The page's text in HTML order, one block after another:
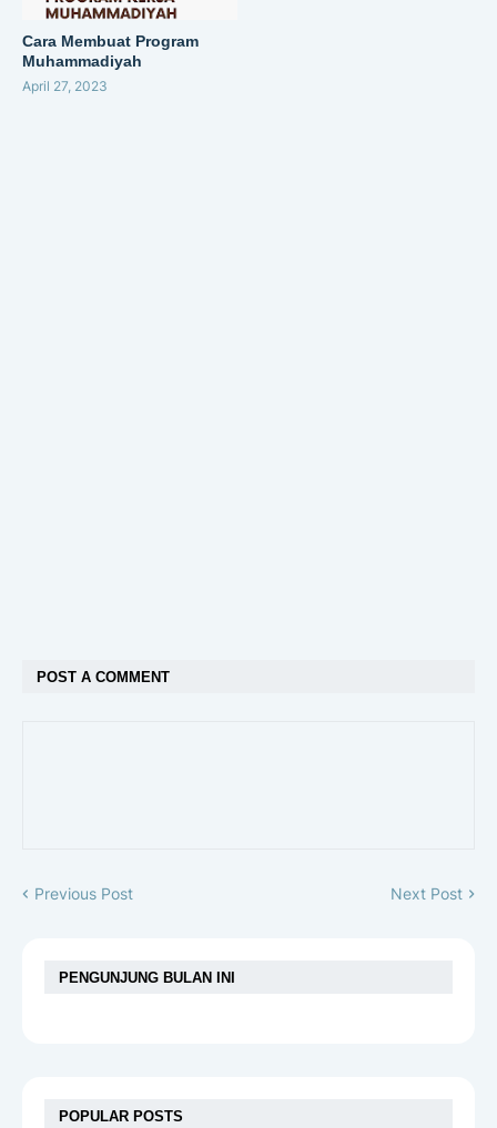
Cara Membuat Program
Muhammadiyah
April 27, 2023
POST A COMMENT
Previous Post Next Post
PENGUNJUNG BULAN INI
POPULAR POSTS